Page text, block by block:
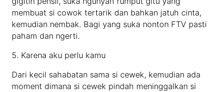
membuat si cowok tertarik dan bahkan jatuh cinta,
kemudian nembak. Bagi yang suka nonton FTV pasti
paham dan ngerti.
5. Karena aku perlu kamu
Dari kecil sahabatan sama si cewek, kemudian ada
moment dimana si cewek pindah meninggalkan si